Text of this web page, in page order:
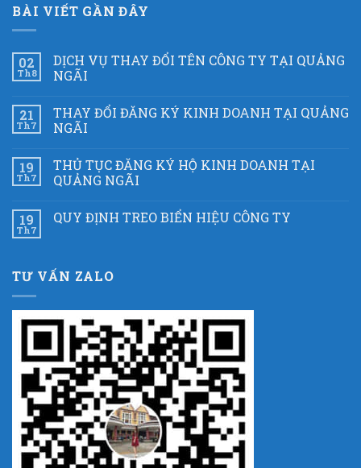
BÀI VIẾT GẦN ĐÂY
02
Th8
DỊCH VỤ THAY ĐỔI TÊN CÔNG TY TẠI QUẢNG
NGÃI
21
Th7
THAY ĐỔI ĐĂNG KÝ KINH DOANH TẠI QUẢNG
NGÃI
19
Th7
THỦ TỤC ĐĂNG KÝ HỘ KINH DOANH TẠI
QUẢNG NGÃI
19
Th7
QUY ĐỊNH TREO BIỂN HIỆU CÔNG TY
TƯ VẤN ZALO